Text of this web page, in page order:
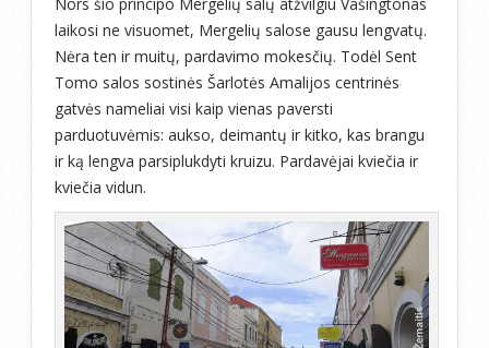
laikosi ne visuomet, Mergelių salose gausu lengvatų.
Nėra ten ir muitų, pardavimo mokesčių. Todėl Sent
Tomo salos sostinės Šarlotės Amalijos centrinės
gatvės nameliai visi kaip vienas paversti
parduotuvėmis: aukso, deimantų ir kitko, kas brangu
ir ką lengva parsiplukdyti kruizu. Pardavėjai kviečia ir
kviečia vidun.